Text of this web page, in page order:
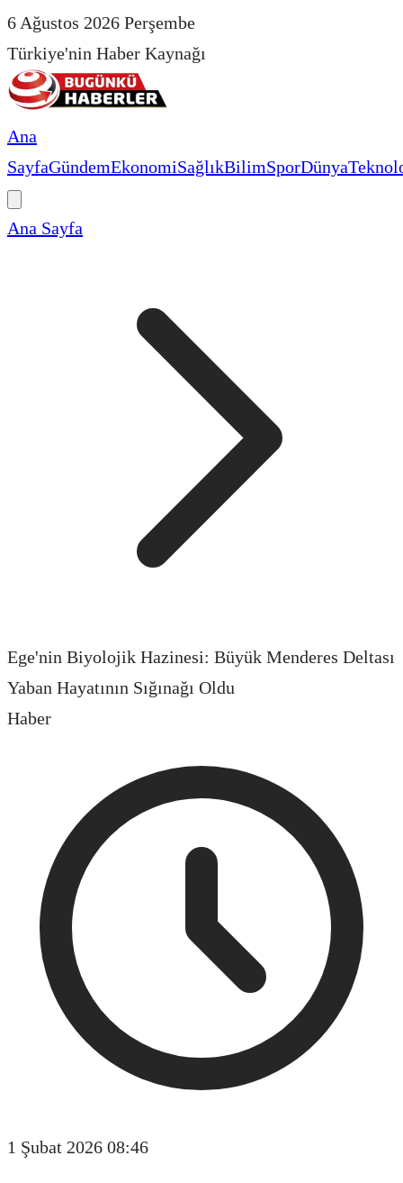
6 Ağustos 2026 Perşembe
Türkiye'nin Haber Kaynağı
Ana
SayfaGündemEkonomiSağlıkBilimSporDünya
Ana Sayfa
Ege'nin Biyolojik Hazinesi: Büyük Menderes Deltası
Yaban Hayatının Sığınağı Oldu
Haber
1 Şubat 2026 08:46